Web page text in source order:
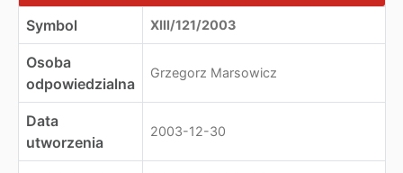
Symbol XIII/121/2003
Osoba
odpowiedzialna
Grzegorz Marsowicz
Data
utworzenia
2003-12-30